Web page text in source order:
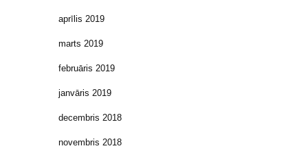
aprīlis 2019
marts 2019
februāris 2019
janvāris 2019
decembris 2018
novembris 2018